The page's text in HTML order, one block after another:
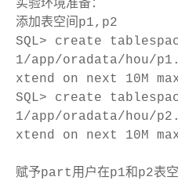
实验环境准备：
添加表空间p1,p2
SQL> create
1/app/oradata/hou/
xtend on next 10M
SQL> create
1/app/oradata/hou/
xtend on next 10M
赋予part用户在p1和p2表